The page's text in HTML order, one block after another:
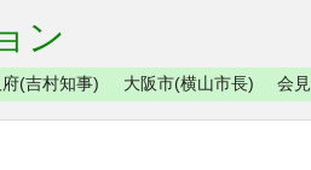
ン
(吉村知事) 大阪市(横山市長) 会見